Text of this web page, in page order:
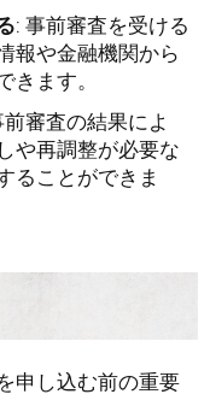
: 事前審査を受ける
報や金融機関から
きます。
前審査の結果によ
や再調整が必要な
ることができま
申し込む前の重要